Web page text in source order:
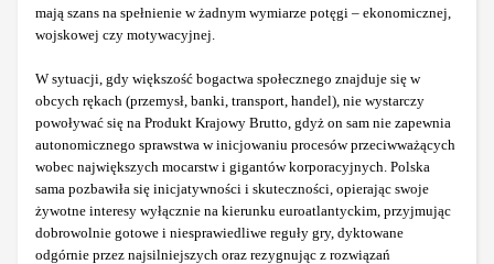
mają szans na spełnienie w żadnym wymiarze potęgi – ekonomicznej,
wojskowej czy motywacyjnej.
W sytuacji, gdy większość bogactwa społecznego znajduje się w
obcych rękach (przemysł, banki, transport, handel), nie wystarczy
powoływać się na Produkt Krajowy Brutto, gdyż on sam nie zapewnia
autonomicznego sprawstwa w inicjowaniu procesów przeciwważących
wobec największych mocarstw i gigantów korporacyjnych. Polska
sama pozbawiła się inicjatywności i skuteczności, opierając swoje
żywotne interesy wyłącznie na kierunku euroatlantyckim, przyjmując
dobrowolnie gotowe i niesprawiedliwe reguły gry, dyktowane
odgórnie przez najsilniejszych oraz rezygnując z rozwiązań